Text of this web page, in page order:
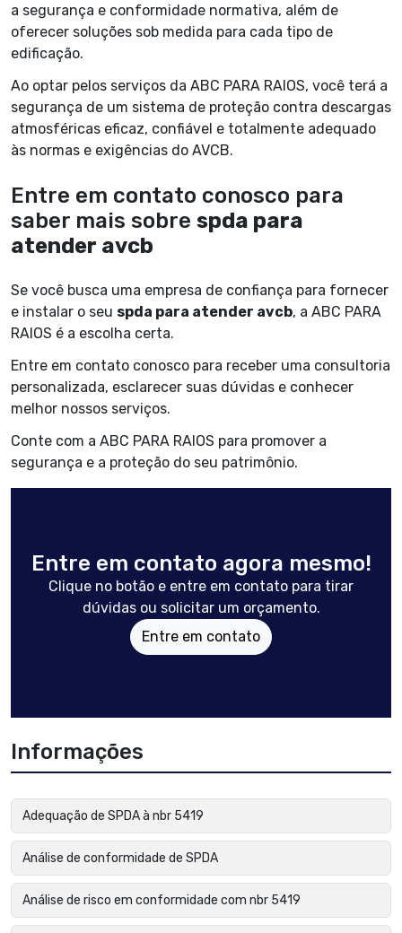
a segurança e conformidade normativa, além de
oferecer soluções sob medida para cada tipo de
edificação.
Ao optar pelos serviços da ABC PARA RAIOS, você terá a
segurança de um sistema de proteção contra descargas
atmosféricas eficaz, confiável e totalmente adequado
às normas e exigências do AVCB.
Entre em contato conosco para
saber mais sobre spda para
atender avcb
Se você busca uma empresa de confiança para fornecer
e instalar o seu spda para atender avcb, a ABC PARA
RAIOS é a escolha certa.
Entre em contato conosco para receber uma consultoria
personalizada, esclarecer suas dúvidas e conhecer
melhor nossos serviços.
Conte com a ABC PARA RAIOS para promover a
segurança e a proteção do seu patrimônio.
Entre em contato agora mesmo!
Clique no botão e entre em contato para tirar
dúvidas ou solicitar um orçamento.
Entre em contato
Informações
Adequação de SPDA à nbr 5419
Análise de conformidade de SPDA
Análise de risco em conformidade com nbr 5419